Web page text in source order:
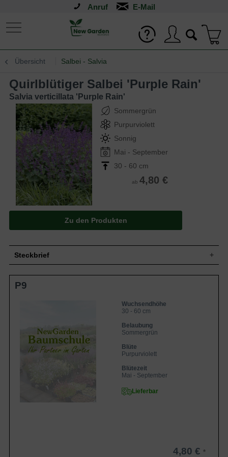
Anruf
Übersicht Salbei - Salvia
Quirlblütiger Salbei 'Purple Rain'
Salvia verticillata 'Purple Rain'
Sommergrün
Purpurviolett
Sonnig
Mai - September
30 - 60 cm
ab 4,80 €
Zu den Produkten
Steckbrief
Staude, aufrecht, horstbildend, 30 bis 60
Sommergrün, herzförmig, grün
Blüte
Purpurviolett, lippenartig, etagenartig
Blütezeit
Mai bis September
Boden
Gut durchlässige, trockene Untergründe
m²
Die Salvia verticilatta 'Purple Rain'
(Quirlblütiger Salbei) macht ihrem Namen
den aufrecht wachsenden Blütenstielen
P9
Wuchsendhöhe
30 - 60 cm
Belaubung
Sommergrün
Blüte
Purpurviolett
Blütezeit
Mai - September
Lieferbar
4,80 €